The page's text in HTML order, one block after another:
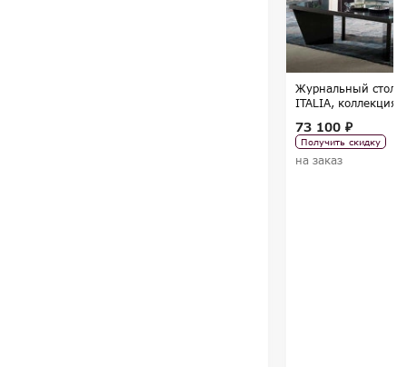
Журнальный
ITALIA, коллекция
73 100 ₽
Получить скидку
на заказ